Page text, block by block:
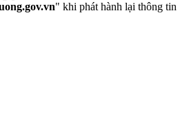
" khi phát hành lại thông tin